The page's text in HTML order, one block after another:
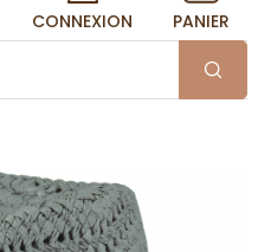
CONNEXION PANIER